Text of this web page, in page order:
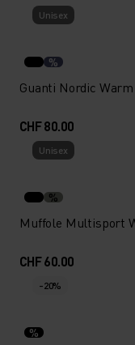
Unisex
%
Guanti Nordic Warm
CHF 80.00
Unisex
%
Muffole Multisport
CHF 60.00
-20%
%